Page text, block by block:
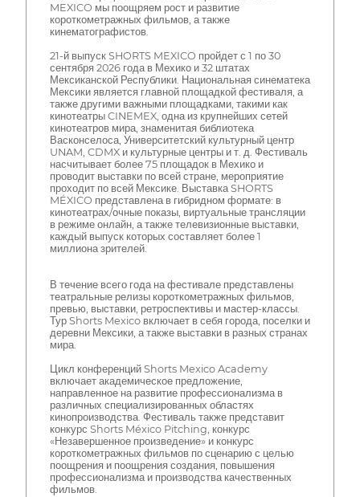
MEXICO мы поощряем рост и развитие
короткометражных фильмов, а также
кинематографистов.
21-й выпуск SHORTS MEXICO пройдет с 1 по 30
сентября 2026 года в Мехико и 32 штатах
Мексиканской Республики. Национальная синематека
Мексики является главной площадкой фестиваля, а
также другими важными площадками, такими как
кинотеатры CINEMEX, одна из крупнейших сетей
кинотеатров мира, знаменитая библиотека
Васконселоса, Университетский культурный центр
UNAM, CDMX и культурные центры и т. д. Фестиваль
насчитывает более 75 площадок в Мехико и
проводит выставки по всей стране, мероприятие
проходит по всей Мексике. Выставка SHORTS
MÉXICO представлена в гибридном формате: в
кинотеатрах/очные показы, виртуальные трансляции
в режиме онлайн, а также телевизионные выставки,
каждый выпуск которых составляет более 1
миллиона зрителей.
В течение всего года на фестивале представлены
театральные релизы короткометражных фильмов,
превью, выставки, ретроспективы и мастер-классы.
Тур Shorts Mexico включает в себя города, поселки и
деревни Мексики, а также выставки в разных странах
мира.
Цикл конференций Shorts Mexico Academy
включает академическое предложение,
направленное на развитие профессионализма в
различных специализированных областях
кинопроизводства. Фестиваль также представит
конкурс Shorts México Pitching, конкурс
«Незавершенное произведение» и конкурс
короткометражных фильмов по сценарию с целью
поощрения и поощрения создания, повышения
профессионализма и производства качественных
фильмов.